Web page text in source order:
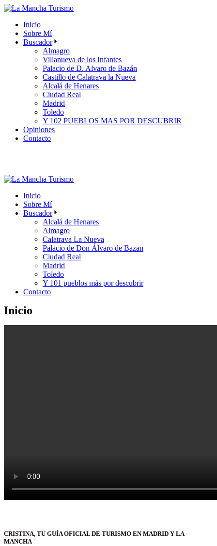
Skip
content
Inicio
Sobre Mí
Buscador
Almagro
Villanueva de los Infantes
Palacio de D. Alvaro de Bazán
Castillo de Calatrava la Nueva
Alcalá de Henares
Ciudad Real
Madrid
Toledo
Y 102 PUEBLOS MAS POR DESCUBRIR
Opiniones
Contacto
Inicio
Sobre Mí
Buscador
Alcalá de Henares
Almagro
Calatrava La Nueva
Palacio de Don Álvaro de Bazan
Ciudad Real
Madrid
Toledo
Y 101 pueblos más por descubrir
Contacto
Inicio
CRISTINA, TU GUÍA OFICIAL DE TURISMO EN MADRID Y LA
MANCHA